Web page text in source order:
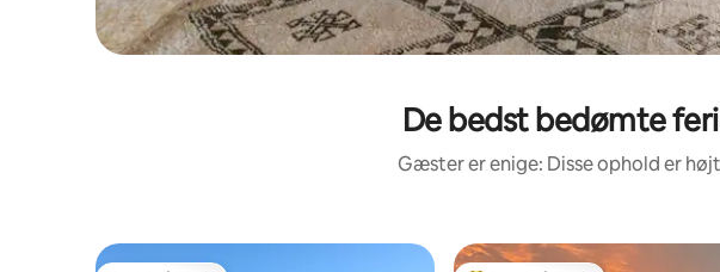
De bedst bedømte
Gæster er enige: Disse ophold er